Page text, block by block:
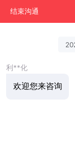
结束沟通
利**化
欢迎您来咨询